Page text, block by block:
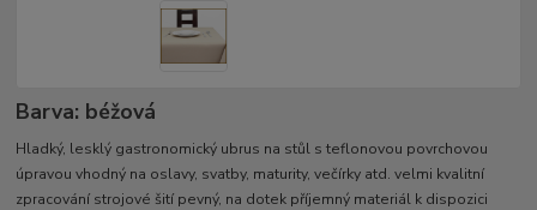
Barva: béžová
Hladký, lesklý gastronomický ubrus na stůl s teflonovou povrchovou
úpravou vhodný na oslavy, svatby, maturity, večírky atd. velmi kvalitní
zpracování strojové šití pevný, na dotek příjemný materiál k dispozici